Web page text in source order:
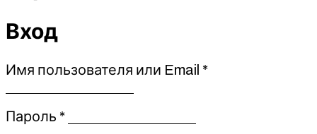
Вход
Имя пользователя или Email *Обязательно
Пароль *Обязательно